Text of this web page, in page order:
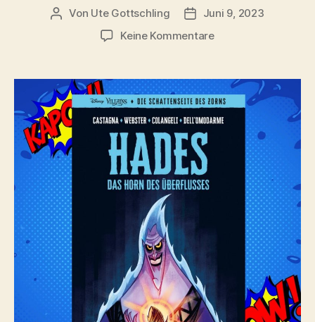
Beitragsautor
Von Ute Gottschling Veröffentlichungsdatum
Juni 9, 2023
Keine Kommentarezu
des
Zorns: